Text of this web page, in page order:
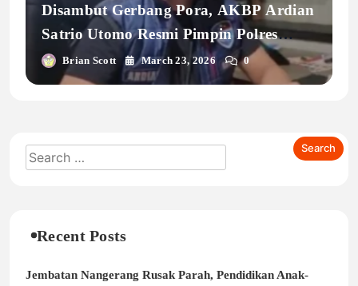
Disambut Gerbang Pora, AKBP Ardian
Satrio Utomo Resmi Pimpin Polres
Sukabumi Kota
Brian Scott March 23, 2026 0
Recent Posts
Jembatan Nangerang Rusak Parah, Pendidikan Anak-